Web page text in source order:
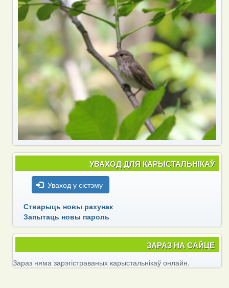
УВАХОД ДЛЯ КАРЫСТАЛЬНІКАЎ
Уваход у сістэму
Стварыць новы рахунак
Запытаць новы пароль
ЗАРАЗ НА САЙЦЕ
Зараз няма зарэгістраваных карыстальнікаў онлайн.